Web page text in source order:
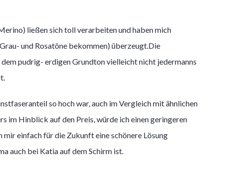
ließen sich toll verarbeiten und haben mich
und Rosatöne bekommen) überzeugt.Die
pudrig- erdigen Grundton vielleicht nicht jedermanns
so hoch war, auch im Vergleich mit ähnlichen
im Hinblick auf den Preis, würde ich einen geringeren
einfach für die Zukunft eine schönere Lösung
auch bei Katia auf dem Schirm ist.